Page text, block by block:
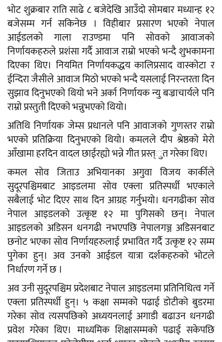
भोट शुक्रबार राति साढे ८ बजेदेखि आउँदो सोमबार मध्यान्ह १२
बजेसम्म गर्न सकिनेछ । विहीबार प्रसारण भएको नेपाल
आईडलको गाला राउण्डमा पनि सोवको आवाजको
निर्णायकहरुले प्रशंसा गर्दै आवाज राम्रो भएको भन्दै शुभकामना
दिएका थिए। नियमित निर्णायकद्धय कालिप्रसाद वास्कोटा र
ईन्दिरा जैसीले आवाज मिठो भएको भन्दै यसलाई निरन्तरता दिन
सुझाव दिनुभएको थियो भने अर्का निर्णायक न्यु बज्राचार्यले पनि
राम्रो प्रस्तुती दिएको भन्नुभएको थियो।
अतिथि निर्णायक जेम्स प्रधानले पनि आवाजको गुणस्तर राम्रो
भएको प्रतिक्रिया दिनुभएको थियो। कमलले दीप श्रेष्ठको मेरो
आँखामा हरदिन वादल छाईरह्यो भन्ने गीत प्रस्त्ुत गरेका थिए।
कमल सोव जिताउ अभियानका अगुवा विजय कार्कीले
सुदूरपश्चिमबाट आइडलमा सोव एक्ला प्रतिस्पर्धी भएकाले
सबैलाई भोट दिएर साथ दिन आग्रह गर्नुभयो। धनगढीका सोव
नेपाल आइडलको उत्कृष्ट १२ मा पुगिसको छन्। नेपाल
आइडलको अडिसन धनगढी नभएपछि नेपालगञ्ज अडिसनबाट
छनोट भएका सोव निर्णायहरुलाई प्रभावित गर्दै उत्कृष्ट १२ सम्म
पुगेका हुन्। अव उनको आईडल यात्रा दर्शकहरुको भोटले
निर्धारण गर्ने छ ।
अव उनी सुदूरपश्चिम प्रदेशबाट नेपाल आइडलमा प्रतिनिधित्व गर्ने
एक्ला प्रतिस्पर्धी हुन्। ५ कक्षा सम्मको पढाई डोटीको बुडरमा
गरेका सोव त्यसपछिको अध्ययनलाई अगाडी बढाउन धनगढी
प्रवेश गरेका थिए। माध्यमिक शिक्षासम्मको पढाई सकेपछि